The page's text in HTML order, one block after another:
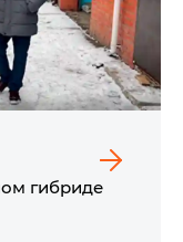
гибриде